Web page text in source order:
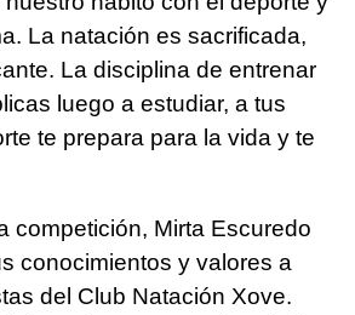
La natación es sacrificada,
La disciplina de entrenar
luego a estudiar, a tus
te prepara para la vida y te
competición, Mirta Escuredo
conocimientos y valores a
del Club Natación Xove.